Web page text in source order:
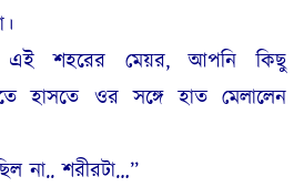
এই শহরের মেয়র, আপনি কিছু
হাসতে ওর সঙ্গে হাত মেলালেন
না.. শরীরটা…”